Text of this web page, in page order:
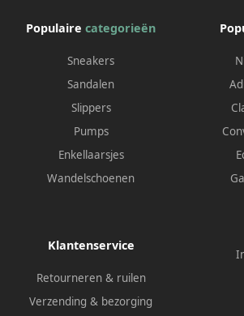
Populaire categorieën
Sneakers
Sandalen
Slippers
Pumps
Enkellaarsjes
Wandelschoenen
Klantenservice
Retourneren & ruilen
Verzending & bezorging